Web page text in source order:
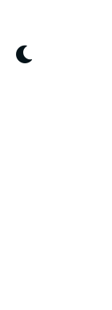
content